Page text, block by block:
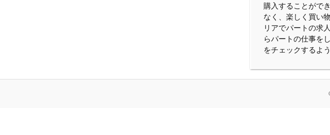
購入することがで
なく、楽しく買い
リアでパートの求
らパートの仕事を
をチェックするよ